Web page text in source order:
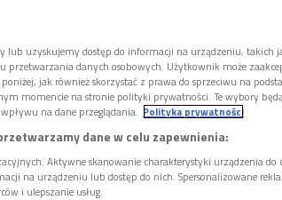
lub uzyskujemy dostęp do informacji na urządzeniu, takich
przetwarzania danych osobowych. Użytkownik może
jak również skorzystać z prawa do sprzeciwu na
momencie na stronie polityki prywatności. Te wybory
na dane przeglądania. Polityka prywatności
dane w celu zapewnienia:
Aktywne skanowanie charakterystyki urządzenia do
na urządzeniu lub dostęp do nich. Spersonalizowane
i ulepszanie usług.